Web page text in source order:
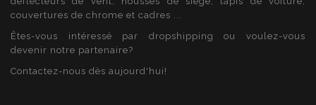
couvertures de chrome et cadres ...
Êtes-vous intéressé par dropshipping ou voulez-vous
devenir notre partenaire?
Contactez-nous dès aujourd'hui!
Nom
mage-cache-sessid